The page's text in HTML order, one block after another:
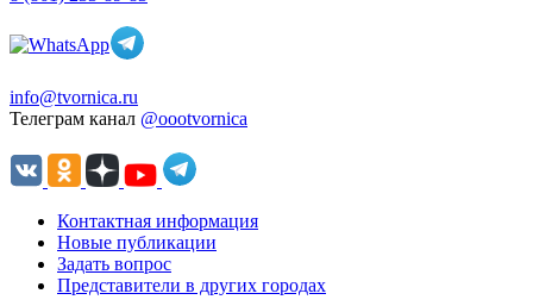
info@tvornica.ru
Телеграм канал @oootvornica
Контактная информация
Новые публикации
Задать вопрос
Представители в других городах